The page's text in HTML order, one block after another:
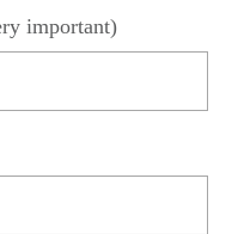
important)